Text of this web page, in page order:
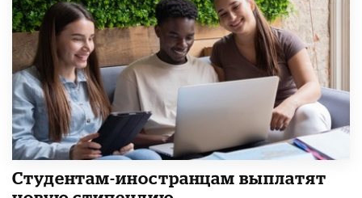
Студентам-иностранцам выплатят